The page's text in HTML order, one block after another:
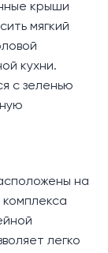
крыши
мягкий
кухни.
с зеленью
на
легко